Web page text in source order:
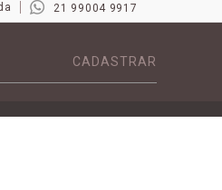
21 99004 9917
CADASTRAR